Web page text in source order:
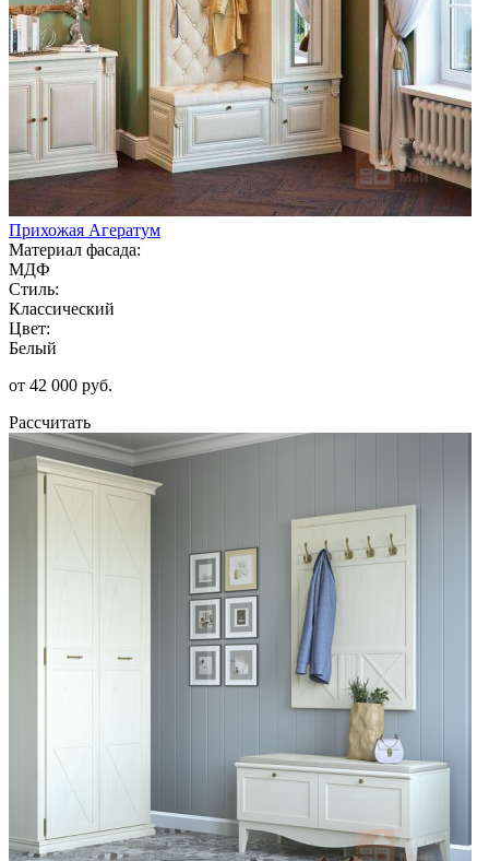
Прихожая Агератум
Материал фасада:
МДФ
Стиль:
Классический
Цвет:
Белый
от 42 000 руб.
Рассчитать